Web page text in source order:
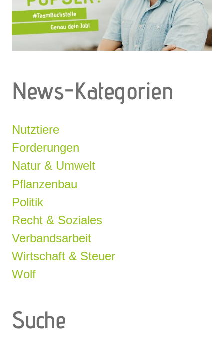
News-Kategorien
Nutztiere
Forderungen
Natur & Umwelt
Pflanzenbau
Politik
Recht & Soziales
Verbandsarbeit
Wirtschaft & Steuer
Wolf
Suche